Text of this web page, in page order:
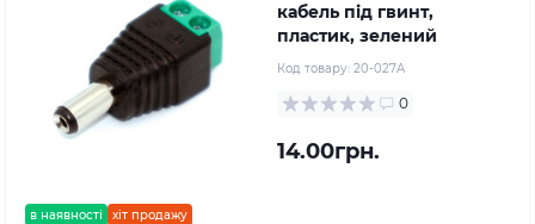
в наявності
хіт продажу
кабель під гвинт,
пластик, зелений
Код товару: 20-027A
0
14.00грн.